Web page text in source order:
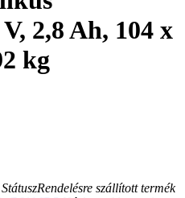
2,8 Ah, 104 x
kg
StátuszRendelésre szállított termék